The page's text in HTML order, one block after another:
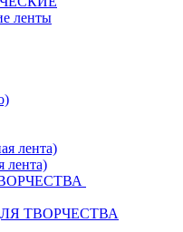
ленты
лента)
лента)
ТВОРЧЕСТВА